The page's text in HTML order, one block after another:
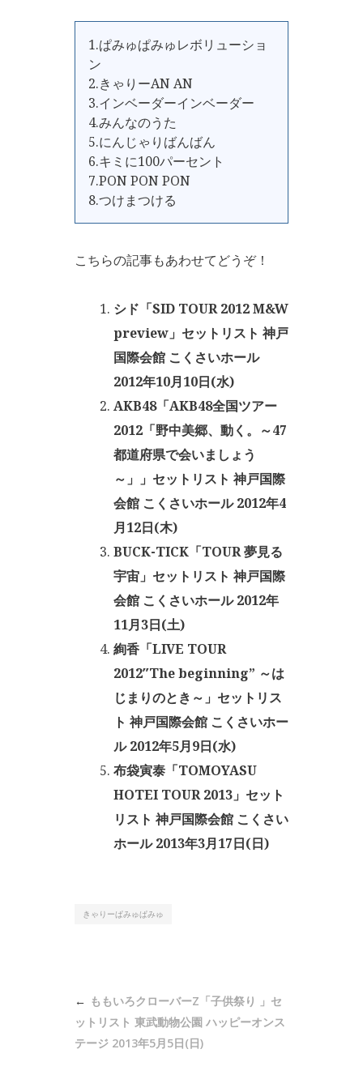
1.ぱみゅぱみゅレボリューショ
ン
2.きゃりーAN AN
3.インベーダーインベーダー
4.みんなのうた
5.にんじゃりばんばん
6.キミに100パーセント
7.PON PON PON
8.つけまつける
こちらの記事もあわせてどうぞ！
シド「SID TOUR 2012 M&W
preview」セットリスト 神戸
国際会館 こくさいホール
2012年10月10日(水)
AKB48「AKB48全国ツアー
2012「野中美郷、動く。～47
都道府県で会いましょう
～」」セットリスト 神戸国際
会館 こくさいホール 2012年4
月12日(木)
BUCK-TICK「TOUR 夢見る
宇宙」セットリスト 神戸国際
会館 こくさいホール 2012年
11月3日(土)
絢香「LIVE TOUR
2012″The beginning” ～は
じまりのとき～」セットリス
ト 神戸国際会館 こくさいホー
ル 2012年5月9日(水)
布袋寅泰「TOMOYASU
HOTEI TOUR 2013」セット
リスト 神戸国際会館 こくさい
ホール 2013年3月17日(日)
きゃりーぱみゅぱみゅ
ももいろクローバーZ「子供祭り 」セ
ットリスト 東武動物公園 ハッピーオンス
テージ 2013年5月5日(日)